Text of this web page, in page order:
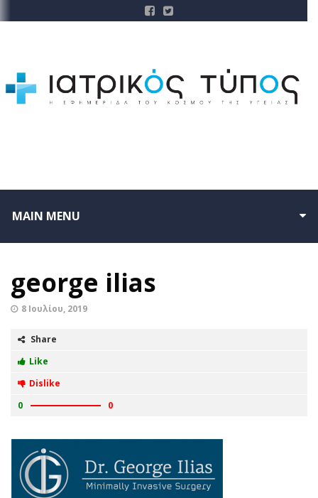
MAIN MENU
george ilias
8 Ιουλίου, 2019
Share
Like
Dislike
0
0